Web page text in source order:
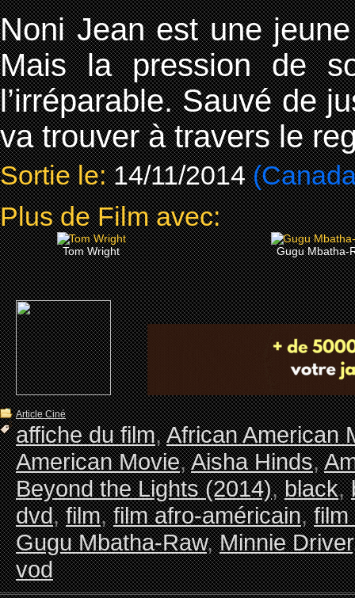
Noni Jean est une
Mais la pression de
l’irréparable. Sauvé de
va trouver à travers le
Sortie le: 14/11/2014
Plus de Film avec:
Tom Wright Gugu Mbatha-
Article Ciné
affiche du film,African American
American Movie,Aisha Hinds,
Beyond the Lights (2014),black,
dvd,film,film afro-américain,film
Gugu Mbatha-Raw,Minnie Driver
vod